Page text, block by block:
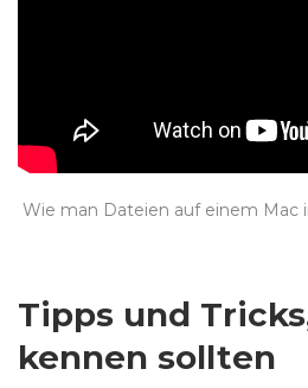
Wie man Dateien auf einem Mac
Tipps und
kennen sollten